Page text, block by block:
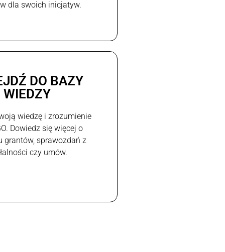
dla swoich inicjatyw.
DO BAZY
WIEDZY
wiedzę i zrozumienie
Dowiedz się więcej o
grantów, sprawozdań z
czy umów.